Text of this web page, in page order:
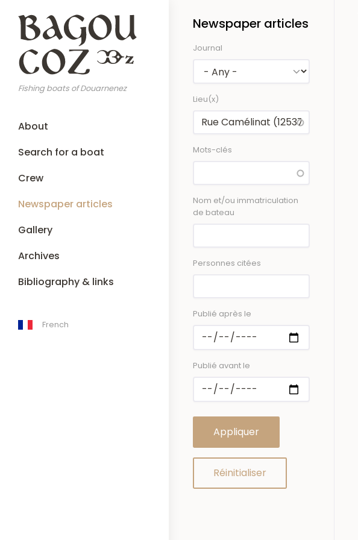
main
content
Fishing boats of Douarnenez
MainAbout
Search for a boat
Crew
Newspaper articles
Gallery
Archives
Bibliography & links
French
Newspaper articles
Journal
Lieu(x)
Mots-clés
Nom et/ou immatriculation
de bateau
Personnes citées
Publié après le
Publié avant le